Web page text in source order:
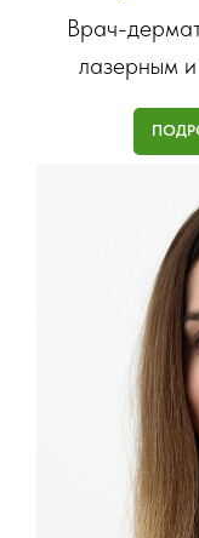
Врач-
лазерным